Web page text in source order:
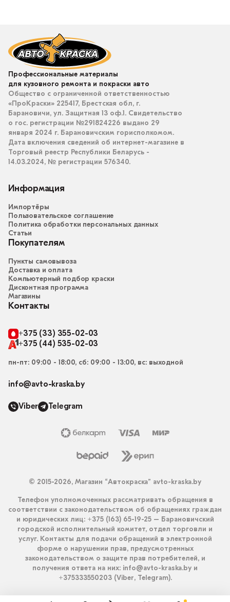
Профессиональные материалы
для кузовного ремонта и покраски авто
Общество с ограниченной ответственностью
«ПроКраски» 225417, Брестская обл, г.
Барановичи, ул. Защитная 13 оф.1. Свидетельство
о гос. регистрации №291824226 выдано 29
января 2024 г. Барановичским горисполкомом.
Дата включения сведений об интернет-магазине в
Торговый реестр Республики Беларусь -
14.03.2024, № регистрации 576340.
Информация
Импортёры
Пользовательское соглашение
Политика обработки персональных данных
Статьи
Покупателям
Пункты самовывоза
Доставка и оплата
Компьютерный подбор краски
Дисконтная программа
Магазины
Контакты
+375 (33) 355-02-03
+375 (44) 535-02-03
пн-пт: 09:00 - 18:00, сб: 09:00 - 13:00, вс: выходной
info@avto-kraska.by
Viber Telegram
© 2015-2026, Магазин “Автокраска” avto-kraska.by
Телефон уполномоченных рассматривать обращения в
соответствии с законодательством об обращениях граждан
и юридических лиц: +375 (163) 65-19-25 – Барановичский
городской исполнительный комитет, отдел торговли и
услуг. Контакты для подачи обращений в электронной
форме о нарушении прав, предусмотренных
законодательством о защите прав потребителей, и
получения ответа на них: info@avto-kraska.by и
+375333550203 (Viber, Telegram).